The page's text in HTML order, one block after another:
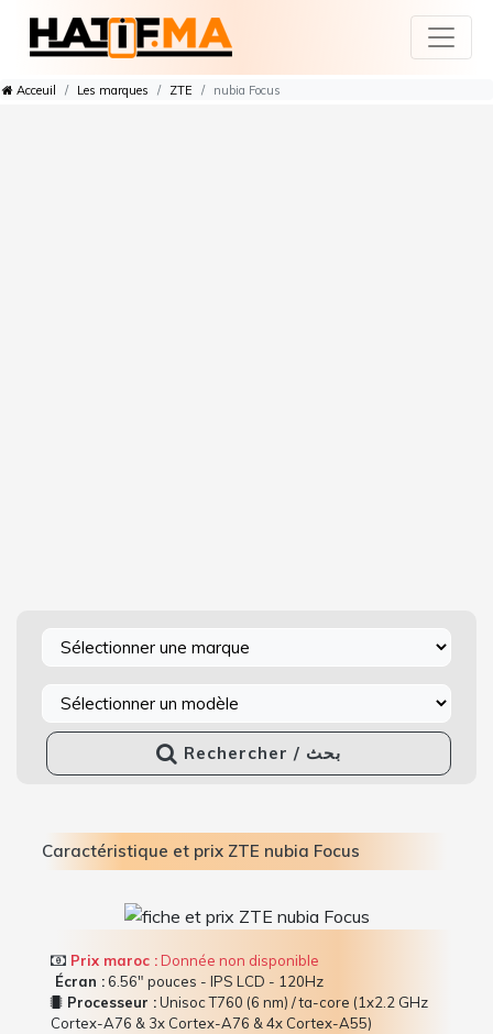
Acceuil Les marques ZTE nubia Focus
Rechercher / بحث
Caractéristique et prix ZTE nubia Focus
Prix maroc :Donnée non disponible
Écran :6.56" pouces - IPS LCD - 120Hz
Processeur :Unisoc T760 (6 nm) / ta-core (1x2.2 GHz
Cortex-A76 & 3x Cortex-A76 & 4x Cortex-A55)